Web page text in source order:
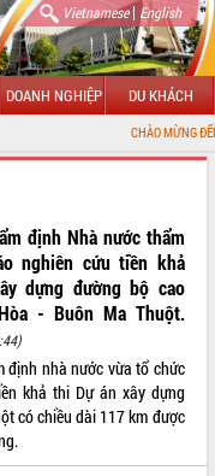
Vietnamese| English
DOANH NGHIỆP DU KHÁCH
CHÀO MỪNG ĐẾN VỚI CỔNG
định Nhà nước thẩm
nghiên cứu tiền khả
dựng đường bộ cao
- Buôn Ma Thuột.
định nhà nước vừa tổ chức
khả thi Dự án xây dựng
có chiều dài 117 km được